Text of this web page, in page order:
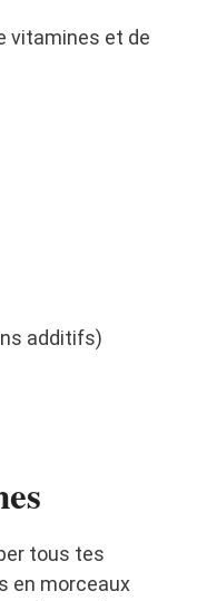
vitamines et de
additifs)
tous tes
en morceaux